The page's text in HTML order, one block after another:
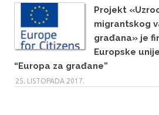
Projekt
migrantskog
građana» je
Europske
“Europa za građane”
25. LISTOPADA 2017.